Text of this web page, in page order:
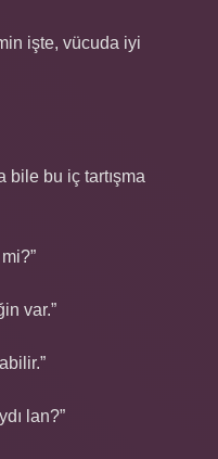
işte, vücuda iyi
bile bu iç tartışma
var.”
lan?”